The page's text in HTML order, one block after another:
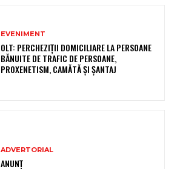
EVENIMENT
OLT: PERCHEZIŢII DOMICILIARE LA PERSOANE
BĂNUITE DE TRAFIC DE PERSOANE,
PROXENETISM, CAMĂTĂ ŞI ŞANTAJ
ADVERTORIAL
ANUNȚ